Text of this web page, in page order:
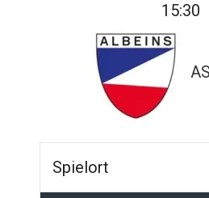
15:30
Spielort